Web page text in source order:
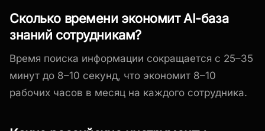
Сколько времени экономит AI-база
знаний сотрудникам?
Время поиска информации сокращается с 25–35
минут до 8–10 секунд, что экономит 8–10
рабочих часов в месяц на каждого сотрудника.